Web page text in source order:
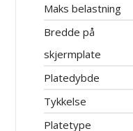
Maks belastning
Bredde på
skjermplate
Platedybde
Tykkelse
Platetype